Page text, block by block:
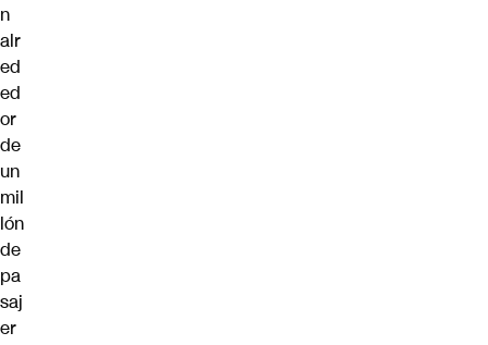
n
alr
ed
ed
or
de
un
mil
lón
de
pa
saj
er